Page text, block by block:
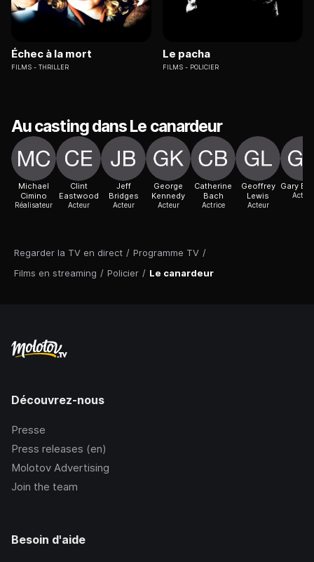
Regarder la TV en direct / Programme TV /
Films en streaming / Policier / Le canardeur
Échec à la mort
FILMS THRILLER
Le pacha
FILMS POLICIER
Au casting dans Le canardeur
Michael
Cimino
Réalisateur
Clint
Eastwood
Acteur
Jeff
Bridges
Acteur
George
Kennedy
Acteur
Catherine
Bach
Actrice
Geoffrey
Lewis
Acteur
Gary
Acteur
Découvrez-nous
Presse
Press releases (en)
Molotov Advertising
Join the team
Besoin d'aide